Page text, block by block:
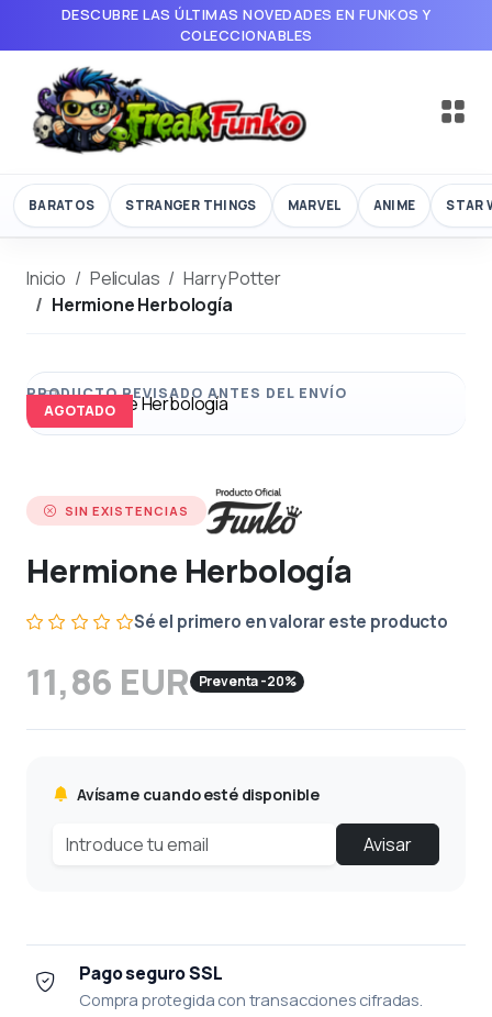
DESCUBRE LAS ÚLTIMAS NOVEDADES EN FUNKOS Y
COLECCIONABLES
BARATOS STRANGER THINGS MARVEL ANIME STAR
Inicio Peliculas
Harry Potter
Hermione Herbología
AGOTADO
SIN EXISTENCIAS
Hermione Herbología
Sé el primero en valorar este producto
11,86 EUR Preventa -20%
Avísame cuando esté disponible
Avisar
Pago seguro SSL
Compra protegida con transacciones cifradas.